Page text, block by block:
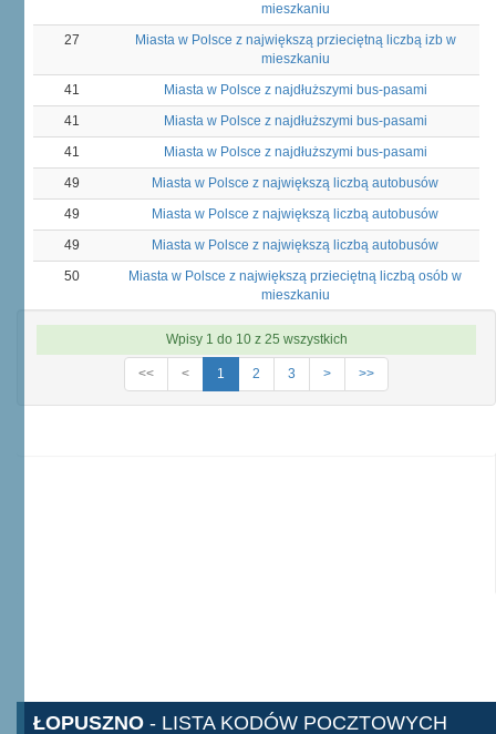
mieszkaniu
27
Miasta w Polsce z największą przieciętną liczbą izb w
mieszkaniu
41
Miasta w Polsce z najdłuższymi bus-pasami
41
Miasta w Polsce z najdłuższymi bus-pasami
41
Miasta w Polsce z najdłuższymi bus-pasami
49
Miasta w Polsce z największą liczbą autobusów
49
Miasta w Polsce z największą liczbą autobusów
49
Miasta w Polsce z największą liczbą autobusów
50
Miasta w Polsce z największą przieciętną liczbą osób w
mieszkaniu
Wpisy 1 do 10 z 25 wszystkich
<< < 1 2 3 > >>
ŁOPUSZNO - LISTA KODÓW POCZTOWYCH